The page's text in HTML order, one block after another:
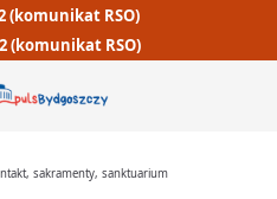
(komunikat RSO)
(komunikat RSO)
sakramenty, sanktuarium